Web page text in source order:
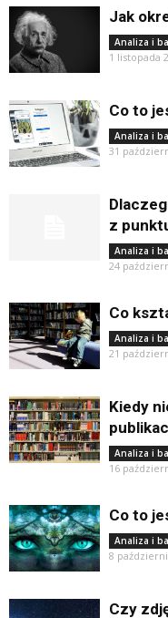
Jak
Analiza i
1 listopada
Co to
Analiza i
31
z
Analiza i
24
Co
Analiza i
21
Kiedy
Analiza i
16
Co to
Analiza i
8
Czy